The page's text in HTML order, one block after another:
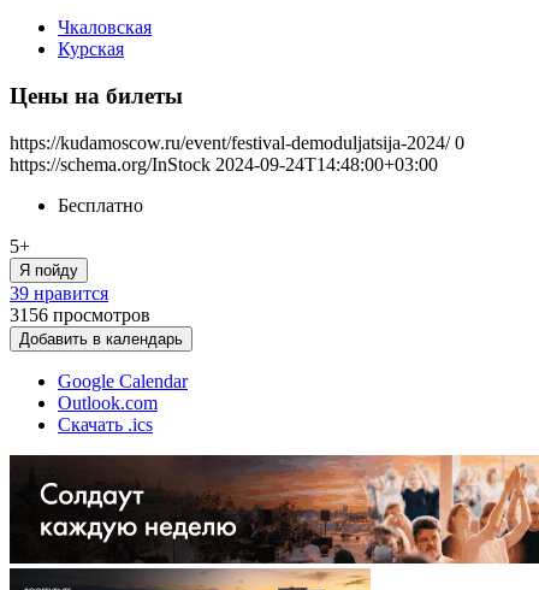
Чкаловская
Курская
Цены на билеты
https://kudamoscow.ru/event/festival-demoduljatsija-2024/ 0
https://schema.org/InStock 2024-09-24T14:48:00+03:00
Бесплатно
5+
Я пойду
39 нравится
3156 просмотров
Добавить в календарь
Google Calendar
Outlook.com
Скачать .ics